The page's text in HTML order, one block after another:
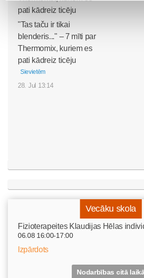
"Tas taču ir tikai
blenderis..." – 7 mīti par
Thermomix, kuriem es
pati kādreiz ticēju
Sievietēm
28. Jul 13:14
Vecāku skola
Fizioterapeites Klaudijas Hēlas
06.08 16:00-17:00
Izpārdots
Nodarbības citā